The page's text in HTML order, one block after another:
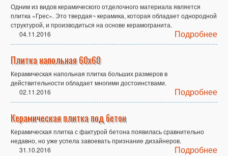
Одним из видов керамического отделочного материала является
плитка «Грес». Это твердая¬ керамика, которая обладает однородной
структурой, и производиться на основе керамогранита.
04.11.2016
Подробнее
Плитка напольная 60х60
Керамическая напольная плитка больших размеров в
действительности обладает многими достоинствами.
02.11.2016
Подробнее
Керамическая плитка под бетон
Керамическая плитка с фактурой бетона появилась сравнительно
недавно, но уже успела завоевать признание дизайнеров.
31.10.2016
Подробнее